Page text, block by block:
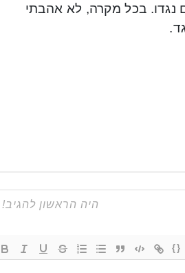
נגדו. בכל מקרה, לא אהבתי
{}